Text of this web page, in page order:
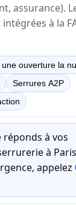
assurance).
à la
ouverture la
Serrures A2P
réponds à vos
à
appelez